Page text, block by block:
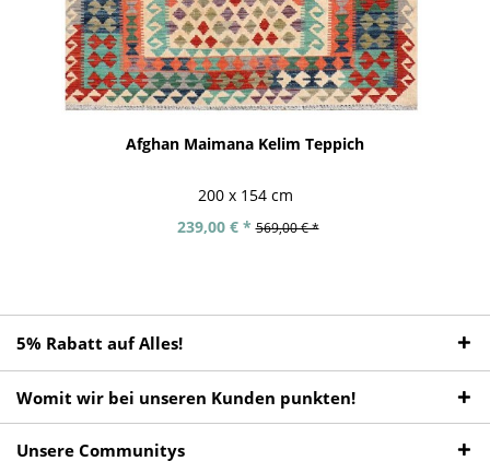
Afghan Maimana Kelim Teppich
200 x 154 cm
239,00 € * 569,00 € *
5% Rabatt auf Alles!
Womit wir bei unseren Kunden punkten!
Unsere Communitys